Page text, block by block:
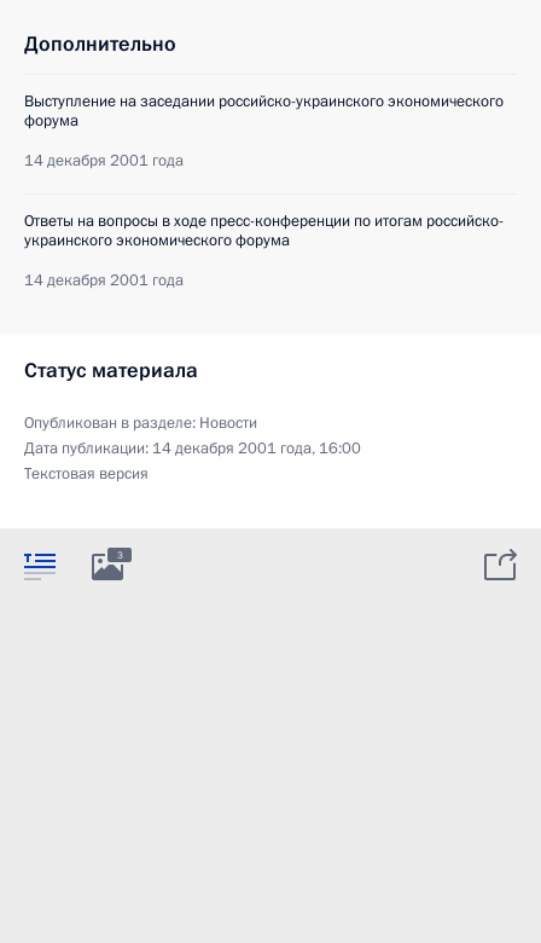
Дополнительно
Выступление на заседании российско-украинского экономического
форума
14 декабря 2001 года
Ответы на вопросы в ходе пресс-конференции по итогам российско-
украинского экономического форума
14 декабря 2001 года
Статус материала
Опубликован в разделе: Новости
Дата публикации: 14 декабря 2001 года, 16:00
Текстовая версия
3